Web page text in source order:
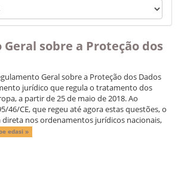
i
g
e
r
i
sobre a Proteção dos
Geral sobre a Proteção dos Dados
jurídico que regula o tratamento dos
a partir de 25 de maio de 2018. Ao
46/CE, que regeu até agora estas questões, o
direta nos ordenamentos jurídicos nacionais,
edasi »